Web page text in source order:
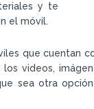
y te
el móvil.
que cuentan
videos,
sea otra